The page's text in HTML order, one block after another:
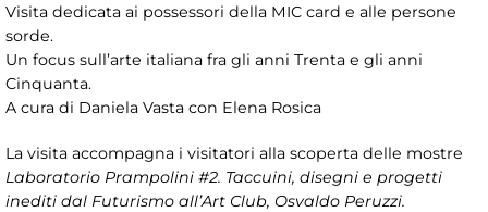
Visita dedicata ai possessori della MIC card e alle persone
sorde.
Un focus sull’arte italiana fra gli anni Trenta e gli anni
Cinquanta.
A cura di Daniela Vasta con Elena Rosica
La visita accompagna i visitatori alla scoperta delle mostre
Laboratorio Prampolini #2. Taccuini, disegni e progetti
inediti dal Futurismo all’Art Club, Osvaldo Peruzzi.